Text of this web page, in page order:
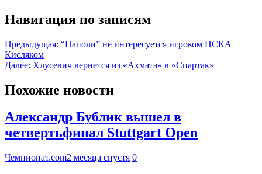
Навигация по записям
Предыдущая: “Наполи” не интересуется игроком ЦСКА
Кисляком
Далее: Хлусевич вернется из «Ахмата» в «Спартак»
Похожие новости
Александр Бублик вышел в
четвертьфинал Stuttgart Open
Чемпионат.com2 месяца спустя 0